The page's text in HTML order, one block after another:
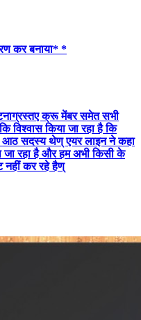
कर बनाया* *
क्रू मेंबर समेत सभी
विश्वास किया जा रहा है कि
सदस्य थेण् एयर लाइन ने कहा
जा रहा है और हम अभी किसी के
नहीं कर रहे हैण्